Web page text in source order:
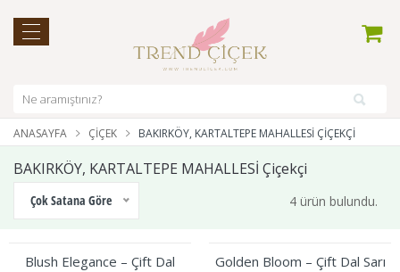
ANASAYFA ÇIÇEK BAKIRKÖY, KARTALTEPE MAHALLESİ ÇIÇEKÇI
BAKIRKÖY, KARTALTEPE MAHALLESİ Çiçekçi
Çok Satana Göre 4 ürün bulundu.
Blush Elegance – Çift Dal
Golden Bloom – Çift Dal Sarı